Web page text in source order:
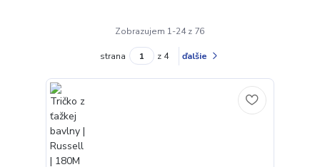
Zobrazujem 1-24 z 76
strana z 4 ďalšie